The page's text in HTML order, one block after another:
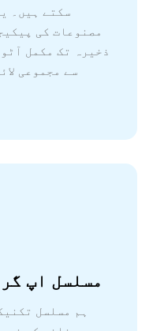
سکتے ہیں۔
مصنوعات کی
ذخیرہ تک مکمل
سے مجموعی
مسلسل اپ
ہم مسلسل